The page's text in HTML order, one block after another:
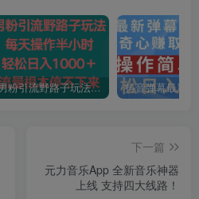
男粉引流野路子玩法，每天操作半小时轻松日入1000＋，流量根本停不下来
下一篇
元力音乐App 全新音乐神器
上线 支持四大线路！